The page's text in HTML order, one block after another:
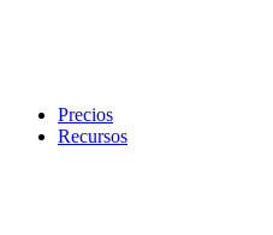
Precios
Recursos